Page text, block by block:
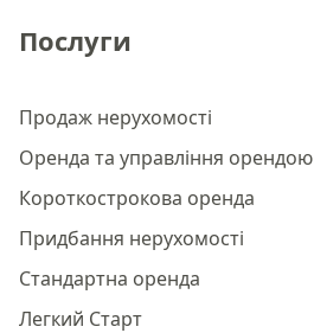
Послуги
Продаж нерухомості
Оренда та управління орендою
Короткострокова оренда
Придбання нерухомості
Стандартна оренда
Легкий Старт